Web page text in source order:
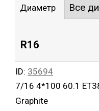
Диаметр
R16
ID: 35694
7/16 4*100 60.1
Graphite